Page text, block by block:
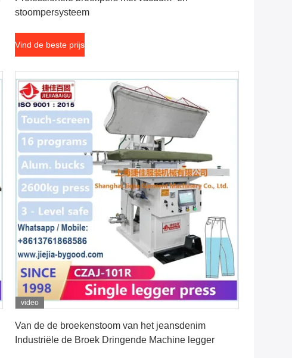
stoompersysteem
Vind de beste prijs
video
Van de de broekenstoom van het jeansdenim
Industriële de Broek Dringende Machine legger